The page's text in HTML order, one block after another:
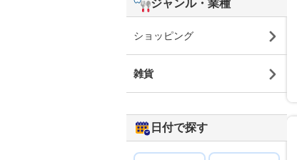
ジャンル・業種
ショッピング
雑貨
日付で探す